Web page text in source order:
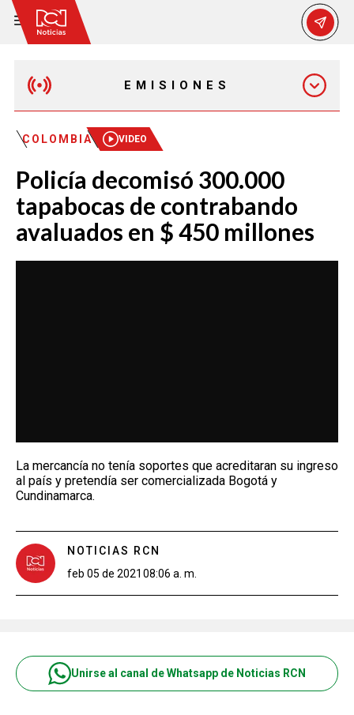
EMISIONES
MAÑANA EXPRESS
EMISIÓN 12:30 PM
EMISIÓN 7:00 PM
COLOMBIA VIDEO
Policía decomisó 300.000
tapabocas de contrabando
avaluados en $ 450 millones
La mercancía no tenía soportes que acreditaran su ingreso
al país y pretendía ser comercializada Bogotá y
Cundinamarca.
NOTICIAS RCN
feb 05 de 2021 08:06 a. m.
Unirse al canal de Whatsapp de Noticias RCN